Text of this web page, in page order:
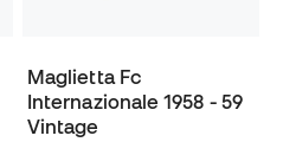
Maglietta Fc
Internazionale 1958 - 59
Vintage